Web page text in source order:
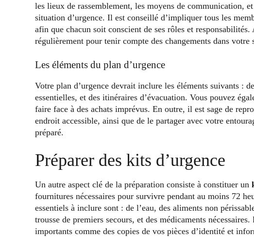
les lieux de rassemblement, les moyens de communication,
situation d’urgence. Il est conseillé d’impliquer tous les
afin que chacun soit conscient de ses rôles et
régulièrement pour tenir compte des changements dans
Les éléments du plan d’urgence
Votre plan d’urgence devrait inclure les éléments suivants :
essentielles, et des itinéraires d’évacuation. Vous pouvez
faire face à des achats imprévus. En outre, il est sage de
endroit accessible, ainsi que de le partager avec votre
préparé.
Préparer des kits d’urgence
Un autre aspect clé de la préparation consiste à constituer un
fournitures nécessaires pour survivre pendant au moins 72
essentiels à inclure sont : de l’eau, des aliments non
trousse de premiers secours, et des médicaments
importants comme des copies de vos pièces d’identité et